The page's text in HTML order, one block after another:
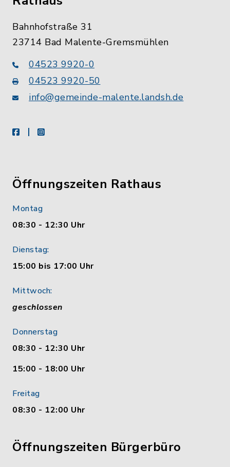
Bahnhofstraße 31
23714 Bad Malente-Gremsmühlen
04523 9920-0
04523 9920-50
info@gemeinde-malente.landsh.de
facebookinstagram
Öffnungszeiten Rathaus
Montag
08:30 - 12:30 Uhr
Dienstag:
15:00 bis 17:00 Uhr
Mittwoch:
geschlossen
Donnerstag
08:30 - 12:30 Uhr
15:00 - 18:00 Uhr
Freitag
08:30 - 12:00 Uhr
Öffnungszeiten Bürgerbüro